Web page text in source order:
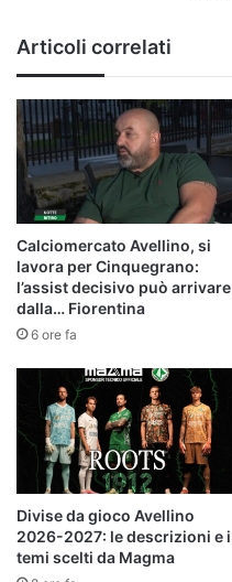
Articoli correlati
Calciomercato Avellino, si
lavora per Cinquegrano:
l’assist decisivo può arrivare
dalla… Fiorentina
6 ore fa
Divise da gioco Avellino
2026-2027: le descrizioni e i
temi scelti da Magma